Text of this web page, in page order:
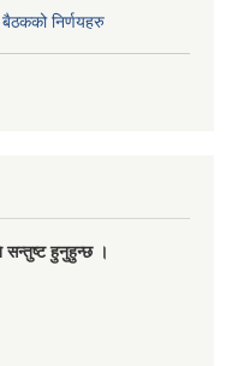
निर्णयहरु
सन्तुष्ट हुनुहुन्छ ।